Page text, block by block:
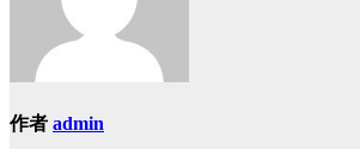
作者 admin